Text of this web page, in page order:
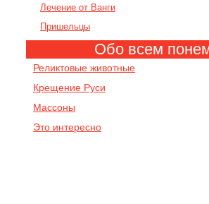
Лечение от Ванги
Пришельцы
Обо всем
Реликтовые животные
Крещение Руси
Массоны
Это интересно